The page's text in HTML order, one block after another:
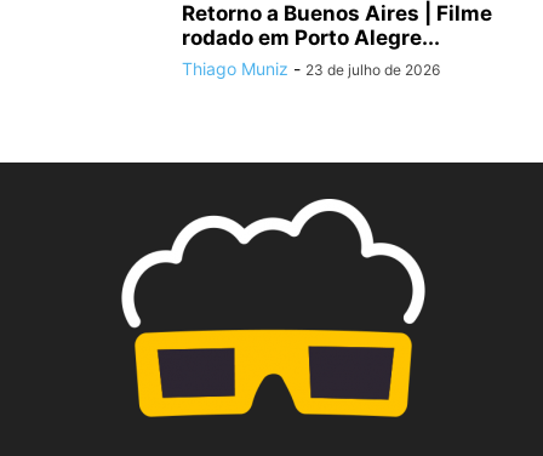
Retorno a Buenos Aires | Filme
rodado em Porto Alegre...
Thiago Muniz - 23 de julho de 2026